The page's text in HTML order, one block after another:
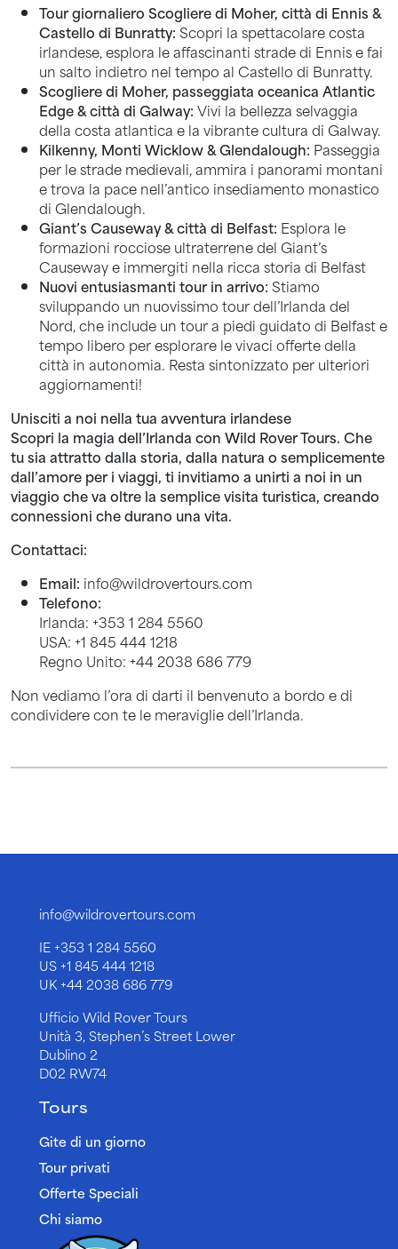
Tour giornaliero Scogliere di Moher, città di Ennis &
Castello di Bunratty: Scopri la spettacolare costa
irlandese, esplora le affascinanti strade di Ennis e fai
un salto indietro nel tempo al Castello di Bunratty.
Scogliere di Moher, passeggiata oceanica Atlantic
Edge & città di Galway: Vivi la bellezza selvaggia
della costa atlantica e la vibrante cultura di Galway.
Kilkenny, Monti Wicklow & Glendalough: Passeggia
per le strade medievali, ammira i panorami montani
e trova la pace nell’antico insediamento monastico
di Glendalough.
Giant’s Causeway & città di Belfast: Esplora le
formazioni rocciose ultraterrene del Giant’s
Causeway e immergiti nella ricca storia di Belfast
Nuovi entusiasmanti tour in arrivo: Stiamo
sviluppando un nuovissimo tour dell’Irlanda del
Nord, che include un tour a piedi guidato di Belfast e
tempo libero per esplorare le vivaci offerte della
città in autonomia. Resta sintonizzato per ulteriori
aggiornamenti!
Unisciti a noi nella tua avventura irlandese
Scopri la magia dell’Irlanda con Wild Rover Tours. Che
tu sia attratto dalla storia, dalla natura o semplicemente
dall’amore per i viaggi, ti invitiamo a unirti a noi in un
viaggio che va oltre la semplice visita turistica, creando
connessioni che durano una vita.
Contattaci:
Email: info@wildrovertours.com
Telefono:
Irlanda: +353 1 284 5560
USA: +1 845 444 1218
Regno Unito: +44 2038 686 779
Non vediamo l’ora di darti il benvenuto a bordo e di
condividere con te le meraviglie dell’Irlanda.
info@wildrovertours.com
IE+353 1 284 5560
US+1 845 444 1218
UK+44 2038 686 779
Ufficio Wild Rover Tours
Unità 3, Stephen’s Street Lower
Dublino 2
D02 RW74
Tours
Gite di un giorno
Tour privati
Offerte Speciali
Chi siamo